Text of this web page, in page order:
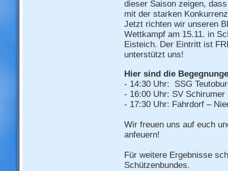
dieser Saison zeigen,
mit der starken
Jetzt richten wir unseren
Wettkampf am 15.11. in
Eisteich. Der Eintritt ist
unterstützt uns!
Hier sind die
- 14:30 Uhr: SSG
- 16:00 Uhr: SV
- 17:30 Uhr: Fahrdorf –
Wir freuen uns auf euch
anfeuern!
Für weitere Ergebnisse
Schützenbundes.